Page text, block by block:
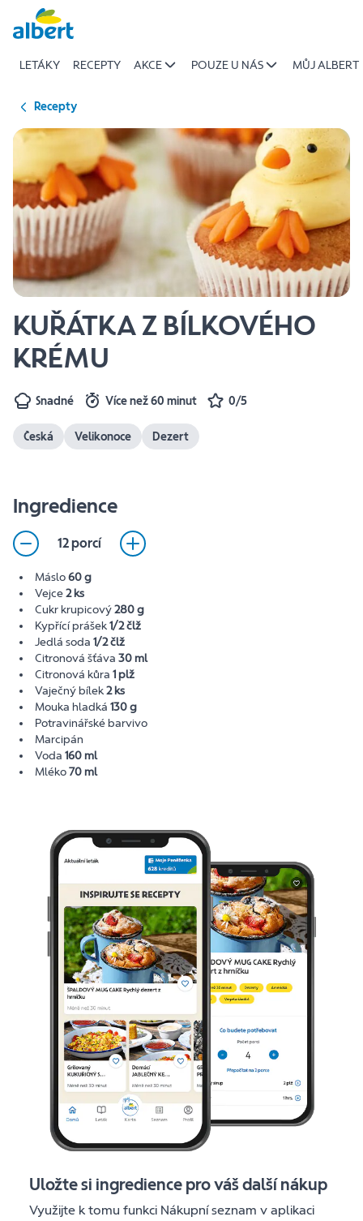
Přeskočit
LETÁKY RECEPTY AKCE POUZE U NÁS MŮJ ALBERT
Recepty
KUŘÁTKA Z BÍLKOVÉHO
KRÉMU
Snadné Více než 60 minut 0/5
Česká Velikonoce Dezert
Ingredience
12 porcí
Máslo60 g
Vejce2 ks
Cukr krupicový280 g
Kypřící prášek1/2 člž
Jedlá soda 1/2 člž
Citronová šťáva 30 ml
Citronová kůra 1 plž
Vaječný bílek2 ks
Mouka hladká 130 g
Potravinářské barvivo
Marcipán
Voda 160 ml
Mléko70 ml
Uložte si ingredience pro váš další nákup
Využijte k tomu funkci Nákupní seznam v aplikaci